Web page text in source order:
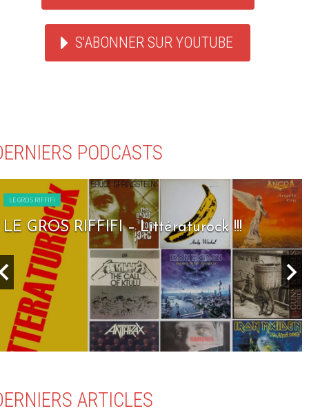
S'ABONNER SUR YOUTUBE
PODCASTS
LE GROS RIFFIFI
LE GROS RIFFIFI – Seven Days To Rock !!!
ARTICLES